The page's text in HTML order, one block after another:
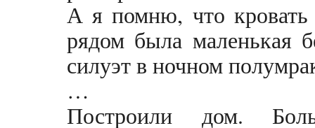
А я помню, что кровать
рядом была маленькая
силуэт в ночном
…
Построили дом.